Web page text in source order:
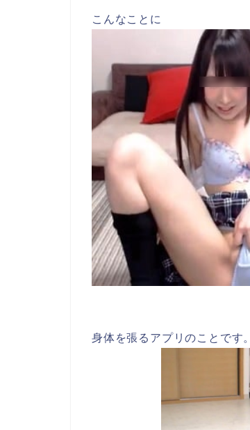
こんなことに
身体を張るアプリのことです。